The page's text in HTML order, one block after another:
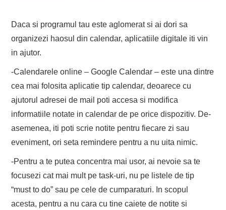
Daca si programul tau este aglomerat si ai dori sa
organizezi haosul din calendar, aplicatiile digitale iti vin
in ajutor.
-Calendarele online – Google Calendar – este una dintre
cea mai folosita aplicatie tip calendar, deoarece cu
ajutorul adresei de mail poti accesa si modifica
informatiile notate in calendar de pe orice dispozitiv. De-
asemenea, iti poti scrie notite pentru fiecare zi sau
eveniment, ori seta remindere pentru a nu uita nimic.
-Pentru a te putea concentra mai usor, ai nevoie sa te
focusezi cat mai mult pe task-uri, nu pe listele de tip
“must to do” sau pe cele de cumparaturi. In scopul
acesta, pentru a nu cara cu tine caiete de notite si